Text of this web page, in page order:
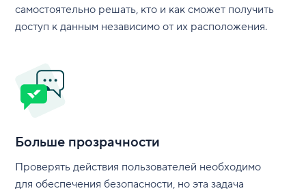
самостоятельно решать, кто и как сможет получить
доступ к данным независимо от их расположения.
Больше прозрачности
Проверять действия пользователей необходимо
для обеспечения безопасности, но эта задача